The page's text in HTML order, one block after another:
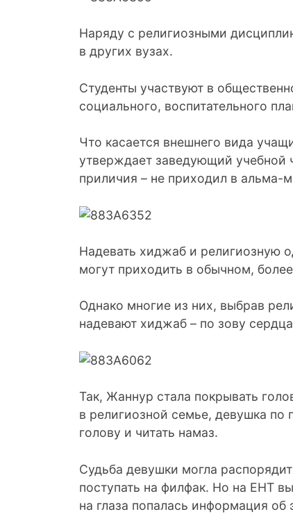
Наряду с религиозными
в других вузах.
Студенты участвуют в
социального, воспитательного
Что касается внешнего вида
утверждает заведующий учебной
приличия – не приходил в альма-
Надевать хиджаб и религиозную
могут приходить в обычном,
Однако многие из них, выбрав
надевают хиджаб – по зову
Так, Жаннур стала покрывать
в религиозной семье, девушка по
голову и читать намаз.
Судьба девушки могла
поступать на филфак. Но на ЕНТ
на глаза попалась информация об